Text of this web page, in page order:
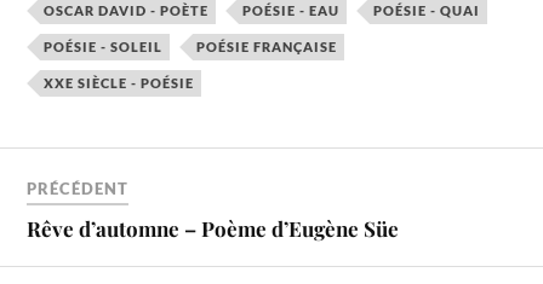
OSCAR DAVID - POÈTE POÉSIE - EAU POÉSIE - QUAI
POÉSIE - SOLEIL POÉSIE FRANÇAISE
XXE SIÈCLE - POÉSIE
PRÉCÉDENT
Rêve d’automne – Poème d’Eugène Süe